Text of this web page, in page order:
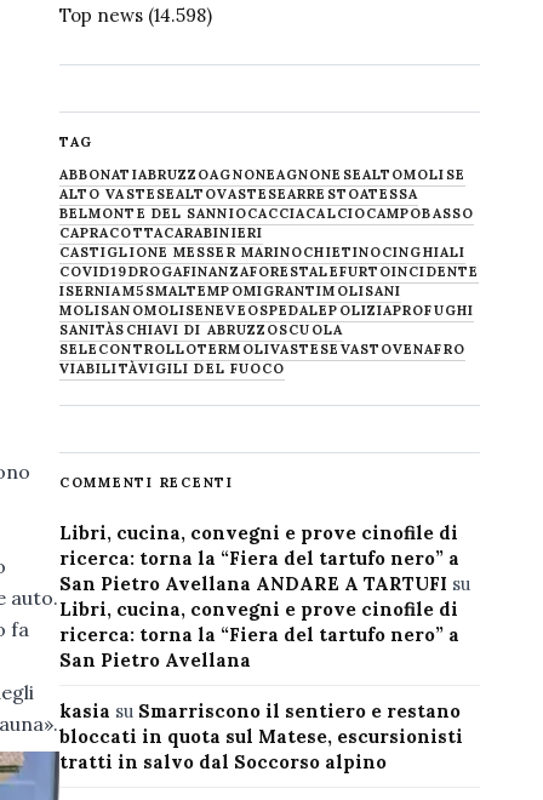
auto.
fa
Top news(14.598)
TAG
ABBONATIABRUZZOAGNONEAGNONESEALTOMOLISE
ALTO VASTESEALTOVASTESEARRESTOATESSA
BELMONTE DEL SANNIOCACCIACALCIOCAMPOBASSO
CAPRACOTTACARABINIERI
CASTIGLIONE MESSER MARINOCHIETINOCINGHIALI
COVID19DROGAFINANZAFORESTALEFURTOINCIDENTE
ISERNIAM5SMALTEMPOMIGRANTIMOLISANI
MOLISANOMOLISENEVE OSPEDALEPOLIZIAPROFUGHI
SANITÀSCHIAVI DI ABRUZZOSCUOLA
SELECONTROLLOTERMOLIVASTESE VASTOVENAFRO
VIABILITÀVIGILI DEL FUOCO
COMMENTI RECENTI
Libri, cucina, convegni e prove cinofile di
ricerca: torna la “Fiera del tartufo nero” a
San Pietro Avellana ANDARE A TARTUFI su
Libri, cucina, convegni e prove cinofile di
ricerca: torna la “Fiera del tartufo nero” a
San Pietro Avellana
kasia su Smarriscono il sentiero e restano
bloccati in quota sul Matese, escursionisti
tratti in salvo dal Soccorso alpino